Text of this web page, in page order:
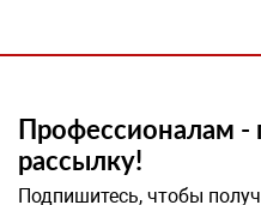
Профессионалам -
рассылку!
Подпишитесь, чтобы